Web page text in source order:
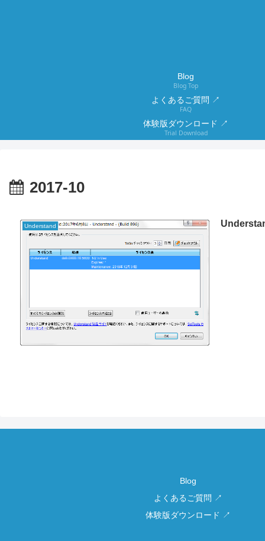
Blog
Blog Top
よくあるご質問 ↗
FAQ
体験版ダウンロード ↗
Trial Download
2017-10
Understand
Blog
よくあるご質問 ↗
体験版ダウンロード ↗